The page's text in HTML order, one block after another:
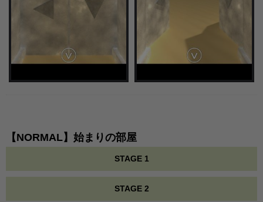
【NORMAL】始まりの部屋
STAGE 1
STAGE 2